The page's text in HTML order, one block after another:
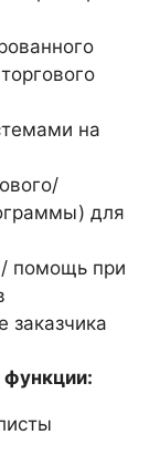
на
для
/ помощь при
заказчика